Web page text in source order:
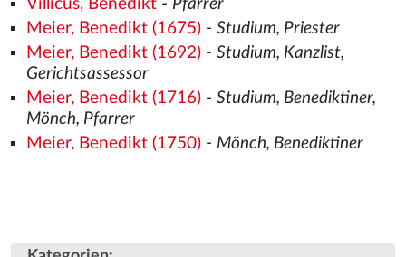
Villicus, Benedikt- Pfarrer
Meier, Benedikt (1675)- Studium, Priester
Meier, Benedikt (1692)- Studium, Kanzlist,
Gerichtsassessor
Meier, Benedikt (1716)- Studium, Benediktiner,
Mönch, Pfarrer
Meier, Benedikt (1750)- Mönch, Benediktiner